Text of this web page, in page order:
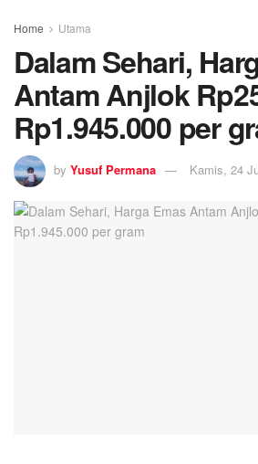
Home Utama
Dalam Sehari,
Antam Anjlok
Rp1.945.000 per
by Yusuf Permana Kamis, 24